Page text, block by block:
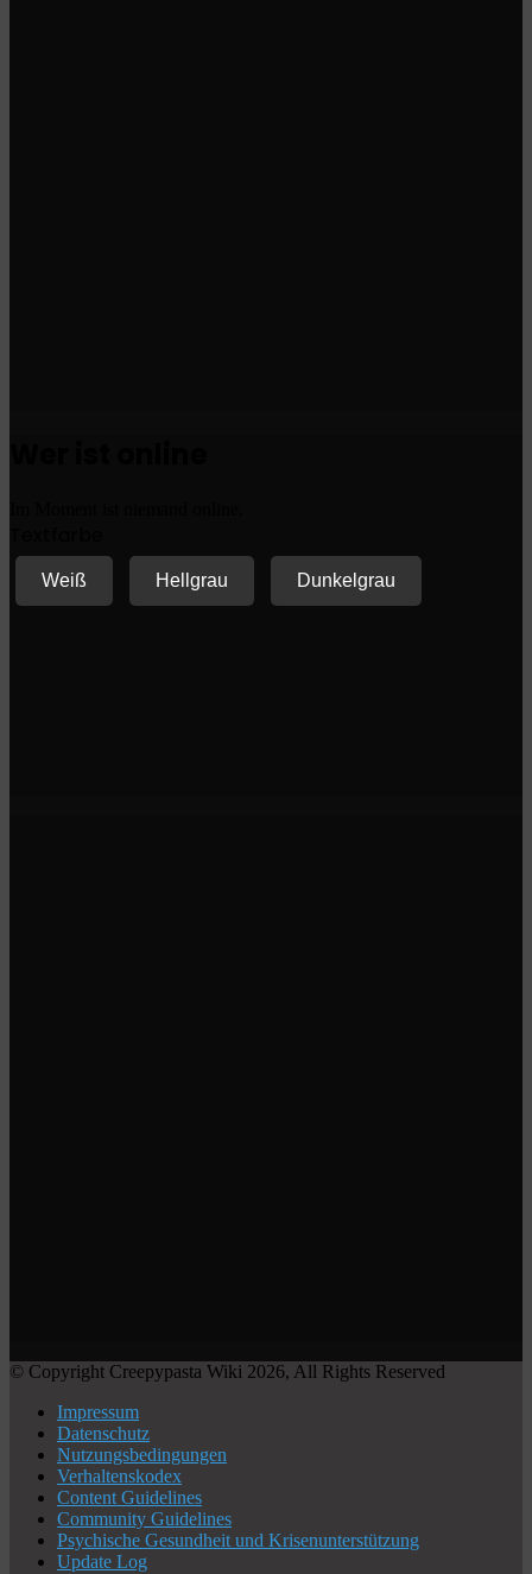
Weiß Hellgrau Dunkelgrau
© Copyright Creepypasta Wiki 2026, All Rights Reserved
Impressum
Datenschutz
Nutzungsbedingungen
Verhaltenskodex
Content Guidelines
Community Guidelines
Psychische Gesundheit und Krisenunterstützung
Update Log